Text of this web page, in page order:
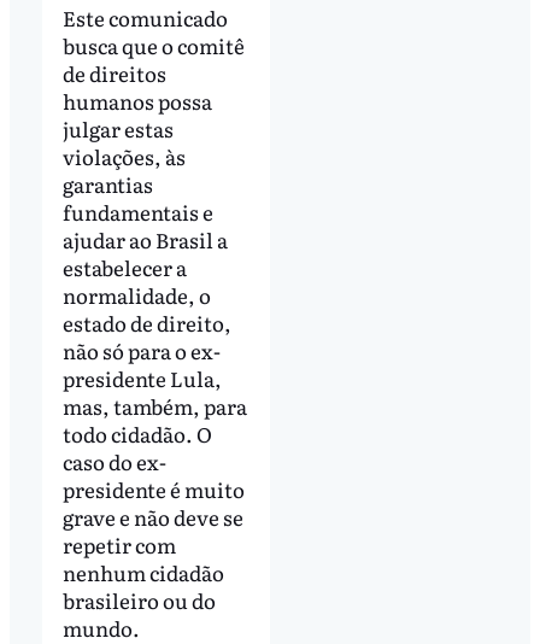
Este comunicado
busca que o comitê
de direitos
humanos possa
julgar estas
violações, às
garantias
fundamentais e
ajudar ao Brasil a
estabelecer a
normalidade, o
estado de direito,
não só para o ex-
presidente Lula,
mas, também, para
todo cidadão. O
caso do ex-
presidente é muito
grave e não deve se
repetir com
nenhum cidadão
brasileiro ou do
mundo.